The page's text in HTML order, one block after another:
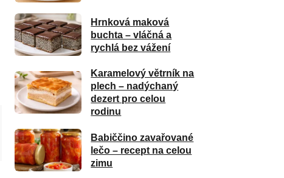
Hrnková maková
buchta – vláčná a
rychlá bez vážení
Karamelový větrník na
plech – nadýchaný
dezert pro celou
rodinu
Babiččino zavařované
lečo – recept na celou
zimu